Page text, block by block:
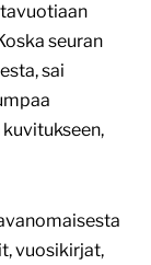
seuran
sai
vuosikirjat,